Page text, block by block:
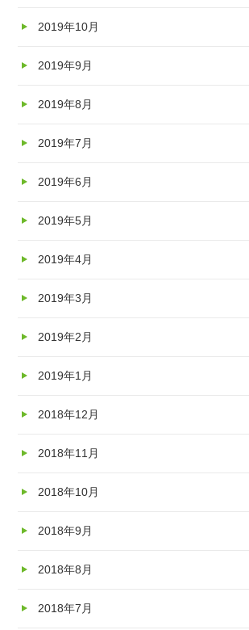
2019年10月
2019年9月
2019年8月
2019年7月
2019年6月
2019年5月
2019年4月
2019年3月
2019年2月
2019年1月
2018年12月
2018年11月
2018年10月
2018年9月
2018年8月
2018年7月